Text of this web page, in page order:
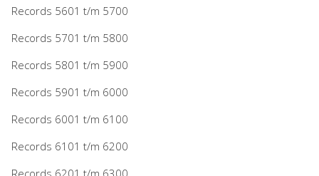
Records 5601 t/m 5700
Records 5701 t/m 5800
Records 5801 t/m 5900
Records 5901 t/m 6000
Records 6001 t/m 6100
Records 6101 t/m 6200
Records 6201 t/m 6300